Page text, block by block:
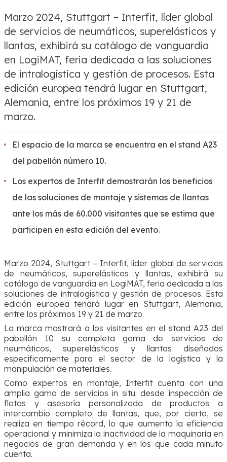
Marzo 2024, Stuttgart – Interfit, líder global
de servicios de neumáticos, superelásticos y
llantas, exhibirá su catálogo de vanguardia
en LogiMAT, feria dedicada a las soluciones
de intralogística y gestión de procesos. Esta
edición europea tendrá lugar en Stuttgart,
Alemania, entre los próximos 19 y 21 de
marzo.
El espacio de la marca se encuentra en el stand A23
del pabellón número 10.
Los expertos de Interfit demostrarán los beneficios
de las soluciones de montaje y sistemas de llantas
ante los más de 60.000 visitantes que se estima que
participen en esta edición del evento.
Marzo 2024, Stuttgart – Interfit, líder global de servicios
de neumáticos, superelásticos y llantas, exhibirá su
catálogo de vanguardia en LogiMAT, feria dedicada a las
soluciones de intralogística y gestión de procesos. Esta
edición europea tendrá lugar en Stuttgart, Alemania,
entre los próximos 19 y 21 de marzo.
La marca mostrará a los visitantes en el stand A23 del
pabellón 10 su completa gama de servicios de
neumáticos, superelásticos y llantas diseñados
específicamente para el sector de la logística y la
manipulación de materiales.
Como expertos en montaje, Interfit cuenta con una
amplia gama de servicios in situ: desde inspección de
flotas y asesoría personalizada de productos a
intercambio completo de llantas, que, por cierto, se
realiza en tiempo récord, lo que aumenta la eficiencia
operacional y minimiza la inactividad de la maquinaria en
negocios de gran demanda y en los que cada minuto
cuenta.